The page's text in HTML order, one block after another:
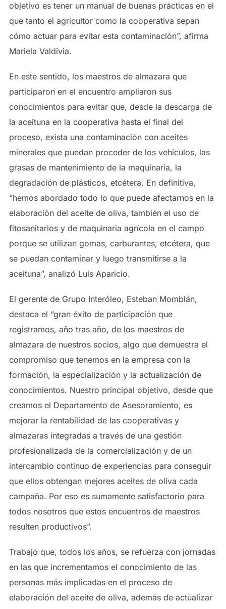
objetivo es tener un manual de buenas prácticas en el
que tanto el agricultor como la cooperativa sepan
cómo actuar para evitar esta contaminación”, afirma
Mariela Valdivia.
En este sentido, los maestros de almazara que
participaron en el encuentro ampliaron sus
conocimientos para evitar que, desde la descarga de
la aceituna en la cooperativa hasta el final del
proceso, exista una contaminación con aceites
minerales que puedan proceder de los vehículos, las
grasas de mantenimiento de la maquinaria, la
degradación de plásticos, etcétera. En definitiva,
“hemos abordado todo lo que puede afectarnos en la
elaboración del aceite de oliva, también el uso de
fitosanitarios y de maquinaria agrícola en el campo
porque se utilizan gomas, carburantes, etcétera, que
se puedan contaminar y luego transmitirse a la
aceituna”, analizó Luis Aparicio.
El gerente de Grupo Interóleo, Esteban Momblán,
destaca el “gran éxito de participación que
registramos, año tras año, de los maestros de
almazara de nuestros socios, algo que demuestra el
compromiso que tenemos en la empresa con la
formación, la especialización y la actualización de
conocimientos. Nuestro principal objetivo, desde que
creamos el Departamento de Asesoramiento, es
mejorar la rentabilidad de las cooperativas y
almazaras integradas a través de una gestión
profesionalizada de la comercialización y de un
intercambio continuo de experiencias para conseguir
que ellos obtengan mejores aceites de oliva cada
campaña. Por eso es sumamente satisfactorio para
todos nosotros que estos encuentros de maestros
resulten productivos”.
Trabajo que, todos los años, se refuerza con jornadas
en las que incrementamos el conocimiento de las
personas más implicadas en el proceso de
elaboración del aceite de oliva, además de actualizar